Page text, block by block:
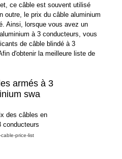
ce câble est souvent utilisé
outre, le prix du câble aluminium
Ainsi, lorsque vous avez un
à 3 conducteurs, vous
de câble blindé à 3
d'obtenir la meilleure liste de
armés à 3
swa
price-list